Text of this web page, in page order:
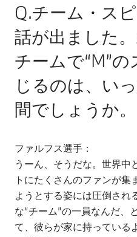
Q.チーム・ス
話が出ました
チームで“M”
じるのは、い
間でしょうか。
ファルフス選手：
うーん、そうだな。世界中
トにたくさんのファンが
ようとする姿には圧倒され
な“チーム”の一員なんだ、
て、彼らが家に持っている